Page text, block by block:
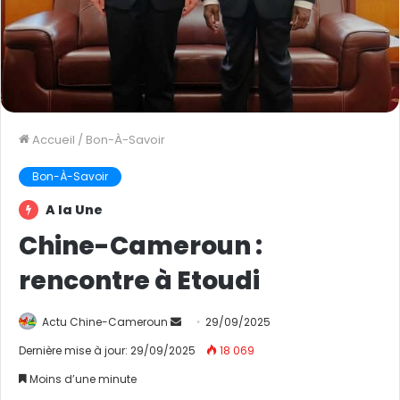
Accueil / Bon-À-Savoir
Bon-À-Savoir
A la Une
Chine-Cameroun :
rencontre à Etoudi
Actu Chine-Cameroun
n
29/09/2025
Dernière mise à jour: 29/09/2025
18 069
Moins d’une minute